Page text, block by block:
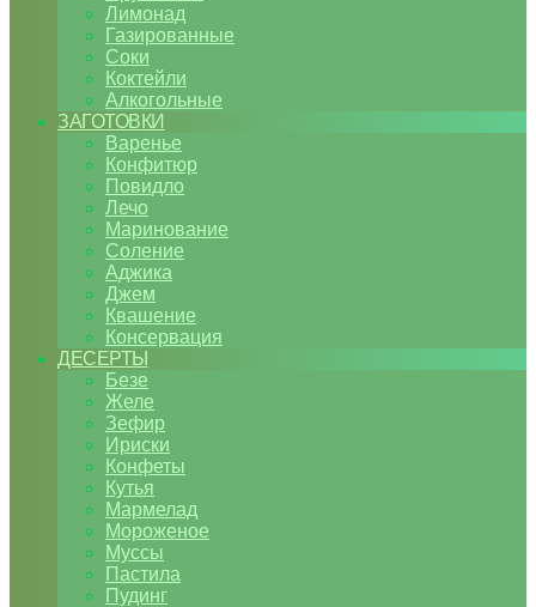
Лимонад
Газированные
Соки
Коктейли
Алкогольные
ЗАГОТОВКИ
Варенье
Конфитюр
Повидло
Лечо
Маринование
Соление
Аджика
Джем
Квашение
Консервация
ДЕСЕРТЫ
Безе
Желе
Зефир
Ириски
Конфеты
Кутья
Мармелад
Мороженое
Муссы
Пастила
Пудинг